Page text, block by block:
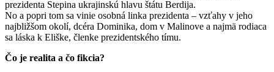
prezidenta Stepina ukrajinskú hlavu štátu Berdija.
No a popri tom sa vinie osobná linka prezidenta – vzťahy v jeho
najbližšom okolí, dcéra Dominika, dom v Malinove a najmä rodiaca
sa láska k Eliške, členke prezidentského tímu.
Čo je realita a čo fikcia?